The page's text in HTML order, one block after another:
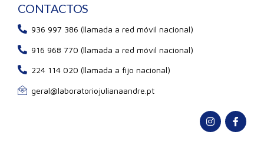
CONTACTOS
936 997 386 (llamada a red móvil nacional)
916 968 770 (llamada a red móvil nacional)
224 114 020 (llamada a fijo nacional)
geral@laboratoriojulianaandre.pt